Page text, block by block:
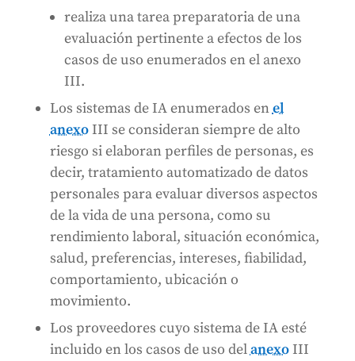
realiza una tarea preparatoria de una
evaluación pertinente a efectos de los
casos de uso enumerados en el anexo
III.
Los sistemas de IA enumerados enel
anexoIII se consideran siempre de alto
riesgo si elaboran perfiles de personas, es
decir, tratamiento automatizado de datos
personales para evaluar diversos aspectos
de la vida de una persona, como su
rendimiento laboral, situación económica,
salud, preferencias, intereses, fiabilidad,
comportamiento, ubicación o
movimiento.
Los proveedores cuyo sistema de IA esté
incluido en los casos de uso delanexoIII